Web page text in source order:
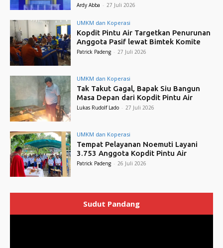
Ardy Abba - 27 Juli 2026
UMKM dan Koperasi
Kopdit Pintu Air Targetkan Penurunan
Anggota Pasif lewat Bimtek Komite
Patrick Padeng - 27 Juli 2026
UMKM dan Koperasi
Tak Takut Gagal, Bapak Siu Bangun
Masa Depan dari Kopdit Pintu Air
Lukas Rudolf Lado - 27 Juli 2026
UMKM dan Koperasi
Tempat Pelayanan Noemuti Layani
3.753 Anggota Kopdit Pintu Air
Patrick Padeng - 26 Juli 2026
Sudut Pandang